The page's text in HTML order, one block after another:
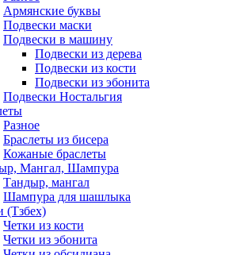
Армянские буквы
Подвески маски
Подвески в машину
Подвески из дерева
Подвески из кости
Подвески из эбонита
Подвески Ностальгия
Разное
Браслеты из бисера
Кожаные браслеты
Мангал, Шампура
Тандыр, мангал
Шампура для шашлыка
(Тзбех)
Четки из кости
Четки из эбонита